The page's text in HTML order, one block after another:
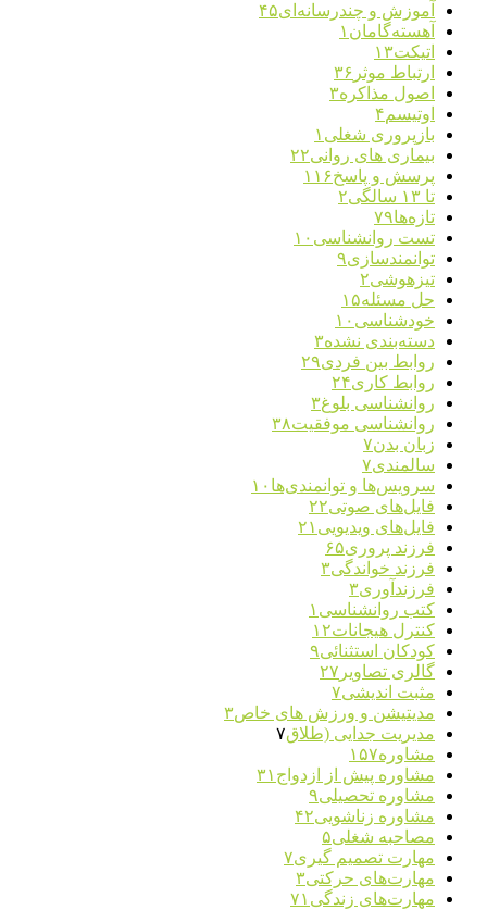
آموزش و چندرسانه‌ای۴۵
آهسته‌گامان ۱
اتیکت۱۳
ارتباط موثر ۳۶
اصول مذاکره۳
اوتیسم۴
بازپروری شغلی ۱
بیماری های روانی۲۲
پرسش و پاسخ۱۱۶
تا ۱۳ سالگی
۲
تازه‌ها۷۹
تست روانشناسی ۱۰
توانمندسازی۹
تیزهوشی۲
حل مسئله۱۵
خودشناسی ۱۰
دسته‌بندی نشده۳
روابط بین فردی۲۹
روابط کاری۲۴
روانشناسی بلوغ۳
روانشناسی موفقیت۳۸
زبان بدن۷
سالمندی۷
سرویس‌ها و توانمندی‌ها ۱۰
فایل‌های صوتی۲۲
فایل‌های ویدیویی ۲۱
فرزند پروری۶۵
فرزند خواندگی۳
فرزندآوری۳
کتب روانشناسی ۱
کنترل هیجانات۱۲
کودکان استثنائی۹
گالری تصاویر ۲۷
مثبت اندیشی۷
مدیتیشن و ورزش های خاص۳
مدیریت جدایی (طلاق۷
مشاوره۱۵۷
مشاوره پیش از ازدواج ۳۱
مشاوره تحصیلی۹
مشاوره زناشویی۴۲
مصاحبه شغلی۵
مهارت تصمیم گیری۷
مهارت‌های حرکتی۳
مهارت‌های زندگی ۷۱